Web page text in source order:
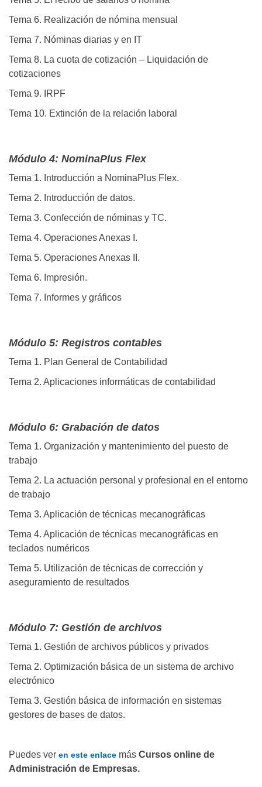
Tema 6. Realización de nómina mensual
Tema 7. Nóminas diarias y en IT
Tema 8. La cuota de cotización – Liquidación de
cotizaciones
Tema 9. IRPF
Tema 10. Extinción de la relación laboral
Módulo 4: NominaPlus Flex
Tema 1. Introducción a NominaPlus Flex.
Tema 2. Introducción de datos.
Tema 3. Confección de nóminas y TC.
Tema 4. Operaciones Anexas I.
Tema 5. Operaciones Anexas II.
Tema 6. Impresión.
Tema 7. Informes y gráficos
Módulo 5: Registros contables
Tema 1. Plan General de Contabilidad
Tema 2. Aplicaciones informáticas de contabilidad
Módulo 6: Grabación de datos
Tema 1. Organización y mantenimiento del puesto de
trabajo
Tema 2. La actuación personal y profesional en el entorno
de trabajo
Tema 3. Aplicación de técnicas mecanográficas
Tema 4. Aplicación de técnicas mecanográficas en
teclados numéricos
Tema 5. Utilización de técnicas de corrección y
aseguramiento de resultados
Módulo 7: Gestión de archivos
Tema 1. Gestión de archivos públicos y privados
Tema 2. Optimización básica de un sistema de archivo
electrónico
Tema 3. Gestión básica de información en sistemas
gestores de bases de datos.
Puedes ver en este enlace más Cursos online de
Administración de Empresas.